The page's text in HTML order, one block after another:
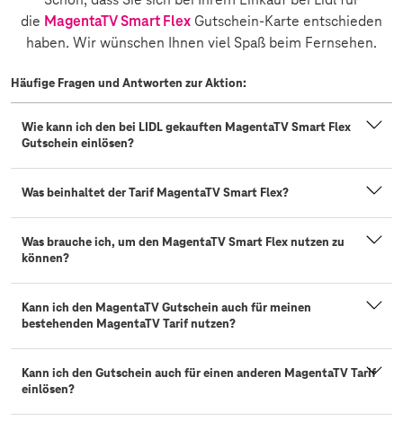
die MagentaTV Smart Flex Gutschein-Karte entschieden
haben. Wir wünschen Ihnen viel Spaß beim Fernsehen.
Häufige Fragen und Antworten zur Aktion:
Wie kann ich den bei LIDL gekauften MagentaTV Smart Flex
Gutschein einlösen?
Was beinhaltet der Tarif MagentaTV Smart Flex?
Was brauche ich, um den MagentaTV Smart Flex nutzen zu
können?
Kann ich den MagentaTV Gutschein auch für meinen
bestehenden MagentaTV Tarif nutzen?
Kann ich den Gutschein auch für einen anderen MagentaTV Tarif
einlösen?